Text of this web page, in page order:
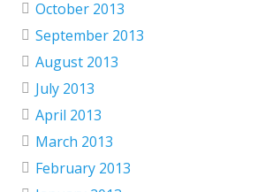
October 2013
September 2013
August 2013
July 2013
April 2013
March 2013
February 2013